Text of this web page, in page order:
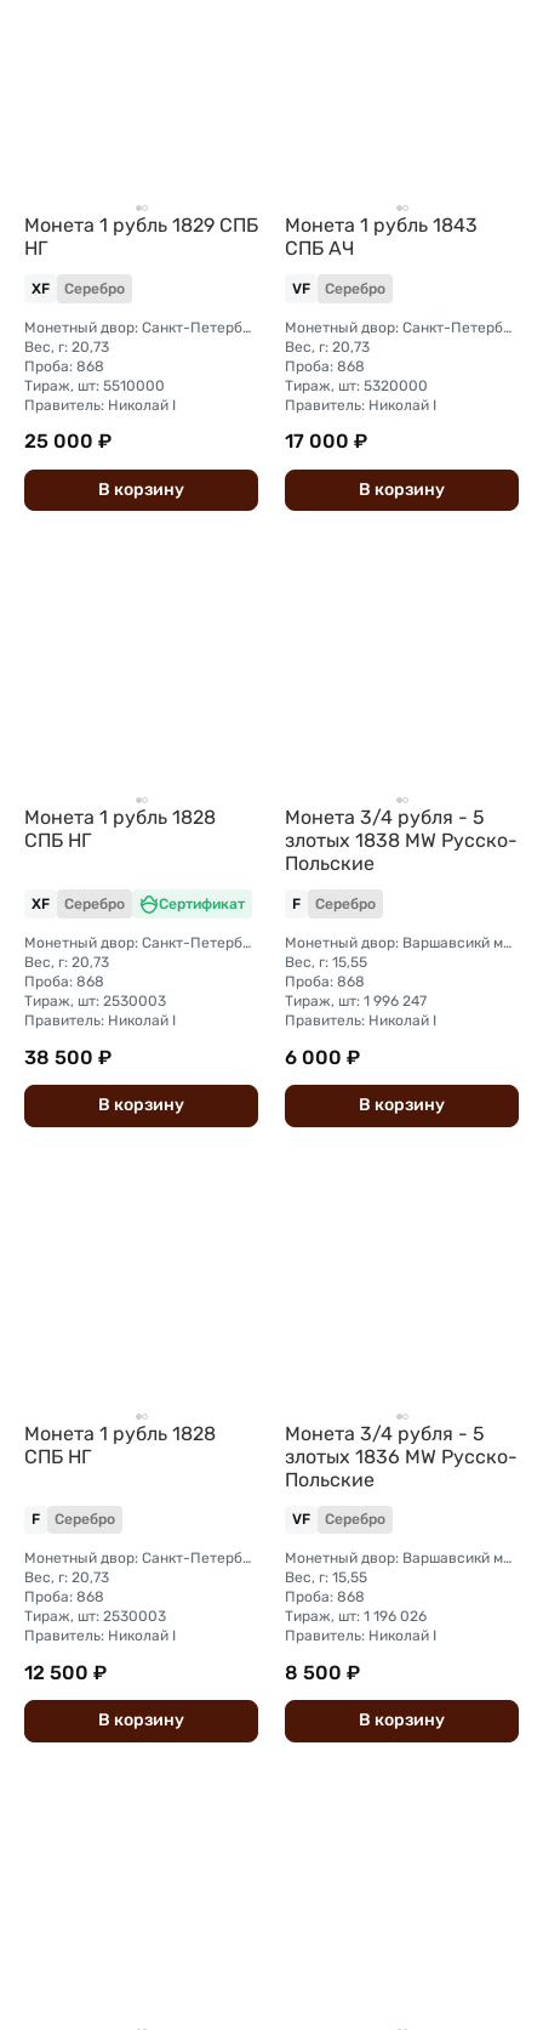
Монета 1 рубль 1829 СПБ
НГ
XF Серебро
Монетный двор: Санкт-Петербургский монетный двор
Вес, г: 20,73
Проба: 868
Тираж, шт: 5510000
Правитель: Николай I
25 000 ₽
В корзину
Монета 1 рубль 1843
СПБ АЧ
VF Серебро
Монетный двор: Санкт-Петербургский монетный двор
Вес, г: 20,73
Проба: 868
Тираж, шт: 5320000
Правитель: Николай I
17 000 ₽
В корзину
Монета 1 рубль 1828
СПБ НГ
XF Серебро Сертификат
Монетный двор: Санкт-Петербургский монетный двор
Вес, г: 20,73
Проба: 868
Тираж, шт: 2530003
Правитель: Николай I
38 500 ₽
В корзину
Монета 3/4 рубля - 5
злотых 1838 МW Русско-
Польские
F Серебро
Монетный двор: Варшавсикй монетный двор (Польша)
Вес, г: 15,55
Проба: 868
Тираж, шт: 1 996 247
Правитель: Николай I
6 000 ₽
В корзину
Монета 1 рубль 1828
СПБ НГ
F Серебро
Монетный двор: Санкт-Петербургский монетный двор
Вес, г: 20,73
Проба: 868
Тираж, шт: 2530003
Правитель: Николай I
12 500 ₽
В корзину
Монета 3/4 рубля - 5
злотых 1836 МW Русско-
Польские
VF Серебро
Монетный двор: Варшавсикй монетный двор (Польша)
Вес, г: 15,55
Проба: 868
Тираж, шт: 1 196 026
Правитель: Николай I
8 500 ₽
В корзину